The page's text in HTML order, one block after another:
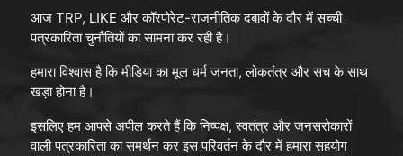
आज TRP, LIKE और कॉरपोरेट-राजनीतिक दबावों के दौर में सच्ची
पत्रकारिता चुनौतियों का सामना कर रही है।
हमारा विश्वास है कि मीडिया का मूल धर्म जनता, लोकतंत्र और सच के साथ
खड़ा होना है।
इसलिए हम आपसे अपील करते हैं कि निष्पक्ष, स्वतंत्र और जनसरोकारों
वाली पत्रकारिता का समर्थन कर इस परिवर्तन के दौर में हमारा सहयोग